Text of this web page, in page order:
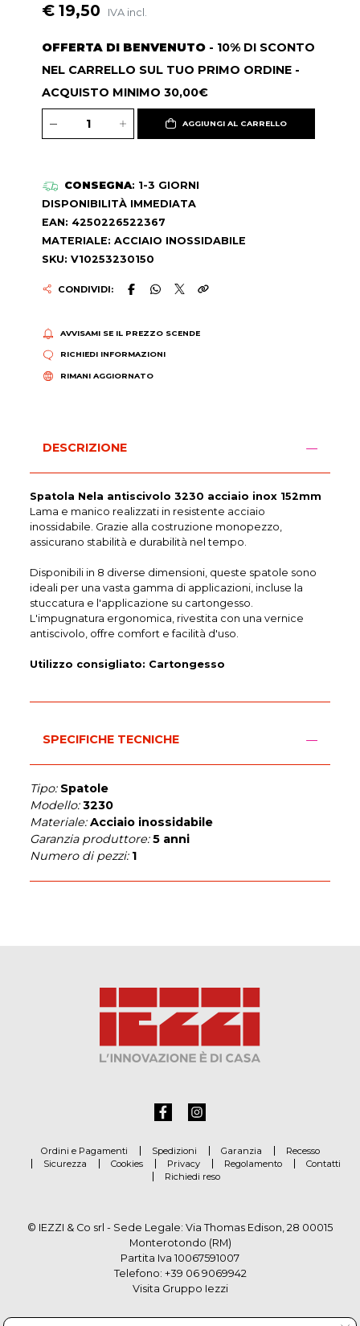
€ 19,50 IVA incl.
OFFERTA DI BENVENUTO - 10% DI SCONTO
NEL CARRELLO SUL TUO PRIMO ORDINE -
ACQUISTO MINIMO 30,00€
AGGIUNGI AL CARRELLO
CONSEGNA: 1-3 GIORNI
DISPONIBILITÀ IMMEDIATA
EAN: 4250226522367
MATERIALE: ACCIAIO INOSSIDABILE
SKU: V10253230150
CONDIVIDI:
AVVISAMI SE IL PREZZO SCENDE
RICHIEDI INFORMAZIONI
RIMANI AGGIORNATO
DESCRIZIONE
Spatola Nela antiscivolo 3230 acciaio inox 152mm
Lama e manico realizzati in resistente acciaio
inossidabile. Grazie alla costruzione monopezzo,
assicurano stabilità e durabilità nel tempo.
Disponibili in 8 diverse dimensioni, queste spatole sono
ideali per una vasta gamma di applicazioni, incluse la
stuccatura e l'applicazione su cartongesso.
L'impugnatura ergonomica, rivestita con una vernice
antiscivolo, offre comfort e facilità d'uso.
Utilizzo consigliato: Cartongesso
SPECIFICHE TECNICHE
Tipo: Spatole
Modello: 3230
Materiale: Acciaio inossidabile
Garanzia produttore: 5 anni
Numero di pezzi: 1
Ordini e Pagamenti Spedizioni Garanzia
Recesso
Sicurezza
Cookies Privacy Regolamento
Contatti
Richiedi reso
© IEZZI & Co srl - Sede Legale: Via Thomas Edison, 28 00015
Monterotondo (RM)
Partita Iva 10067591007
Telefono: +39 06 9069942
Visita Gruppo Iezzi